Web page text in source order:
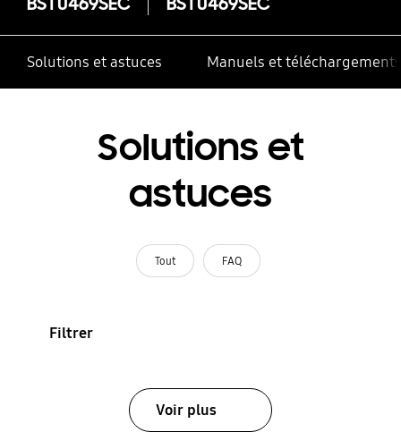
Solutions et astuces Manuels et téléchargements
Solutions et
astuces
Tout FAQ
Filtrer
Voir plus